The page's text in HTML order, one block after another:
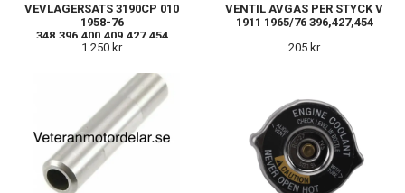
VEVLAGERSATS 3190CP 010
1958-76
348,396,400,409,427,454
1 250 kr
VENTIL AVGAS PER STYCK V
1911 1965/76 396,427,454
205 kr